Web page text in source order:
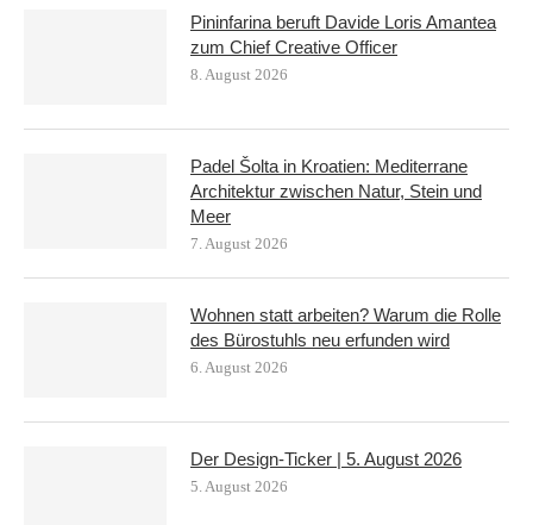
Pininfarina beruft Davide Loris Amantea
zum Chief Creative Officer
8. August 2026
Padel Šolta in Kroatien: Mediterrane
Architektur zwischen Natur, Stein und
Meer
7. August 2026
Wohnen statt arbeiten? Warum die Rolle
des Bürostuhls neu erfunden wird
6. August 2026
Der Design-Ticker | 5. August 2026
5. August 2026